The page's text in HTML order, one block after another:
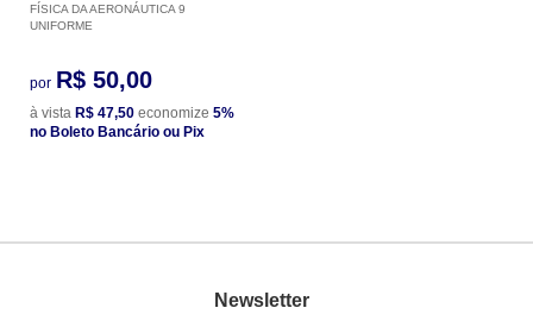
FÍSICA DA AERONÁUTICA 9
UNIFORME
por R$ 50,00
à vista R$ 47,50 economize 5%
no Boleto Bancário ou Pix
Newsletter